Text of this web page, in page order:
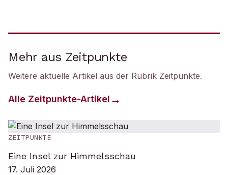
Mehr aus Zeitpunkte
Weitere aktuelle Artikel aus der Rubrik Zeitpunkte.
Alle Zeitpunkte-Artikel
ZEITPUNKTE
Eine Insel zur Himmelsschau
17. Juli 2026